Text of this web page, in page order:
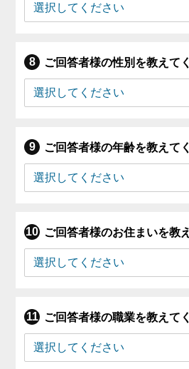
ご回答者様の性別を教えて
ご回答者様の年齢を教えて
ご回答者様のお住まいを教
ご回答者様の職業を教えて